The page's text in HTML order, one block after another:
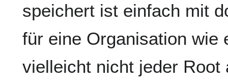
speichert ist einfach mit
für eine Organisation wie
vielleicht nicht jeder